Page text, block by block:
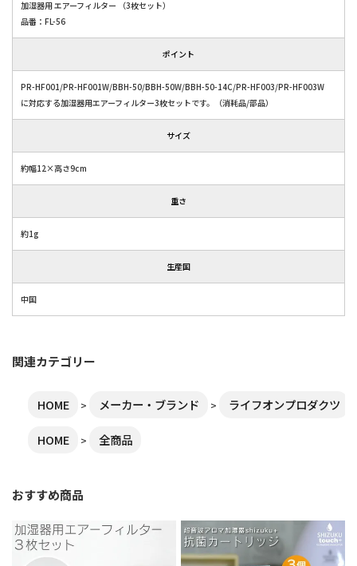
加湿器用 エアーフィルター （3枚セット）
品番：FL-56
ポイント
PR-HF001/PR-HF001W/BBH-50/BBH-50W/BBH-50-14C/PR-HF003/PR-HF003W
に対応する加湿器用エアーフィルター3枚セットです。（消耗品/部品）
サイズ
約幅12×高さ9cm
重さ
約1g
生産国
中国
関連カテゴリー
HOME メーカー・ブランド ライフオンプロダクツ
HOME 全商品
おすすめ商品